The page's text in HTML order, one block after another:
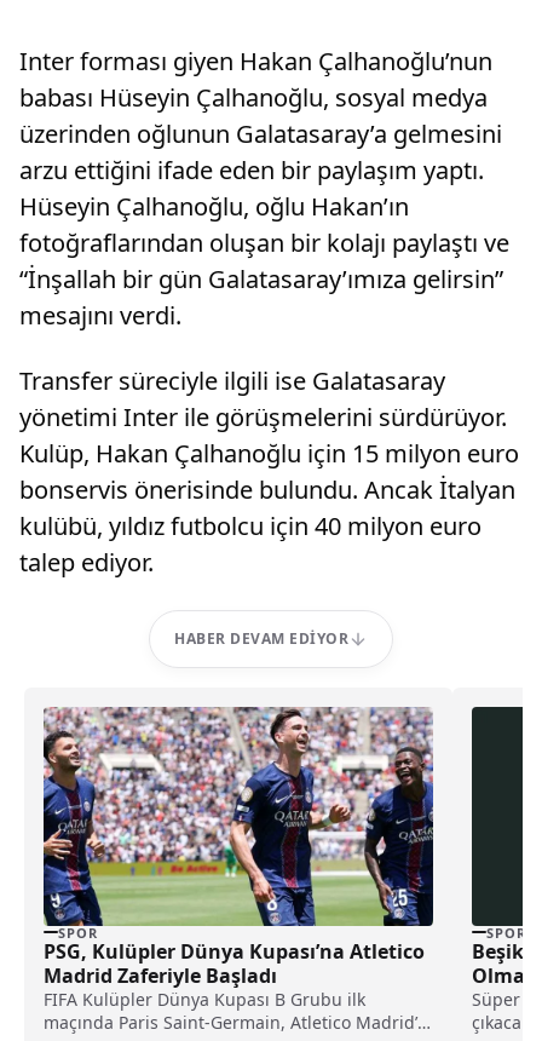
Inter forması giyen Hakan Çalhanoğlu’nun
babası Hüseyin Çalhanoğlu, sosyal medya
üzerinden oğlunun Galatasaray’a gelmesini
arzu ettiğini ifade eden bir paylaşım yaptı.
Hüseyin Çalhanoğlu, oğlu Hakan’ın
fotoğraflarından oluşan bir kolajı paylaştı ve
“İnşallah bir gün Galatasaray’ımıza gelirsin”
mesajını verdi.
Transfer süreciyle ilgili ise Galatasaray
yönetimi Inter ile görüşmelerini sürdürüyor.
Kulüp, Hakan Çalhanoğlu için 15 milyon euro
bonservis önerisinde bulundu. Ancak İtalyan
kulübü, yıldız futbolcu için 40 milyon euro
talep ediyor.
HABER DEVAM EDIYOR
SPOR
PSG, Kulüpler Dünya Kupası’na Atletico
Madrid Zaferiyle Başladı
FIFA Kulüpler Dünya Kupası B Grubu ilk
maçında Paris Saint-Germain, Atletico Madrid’i
SPOR
Süper